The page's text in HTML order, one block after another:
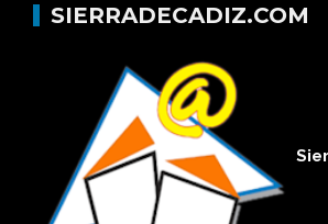
SIERRADECADIZ.COM